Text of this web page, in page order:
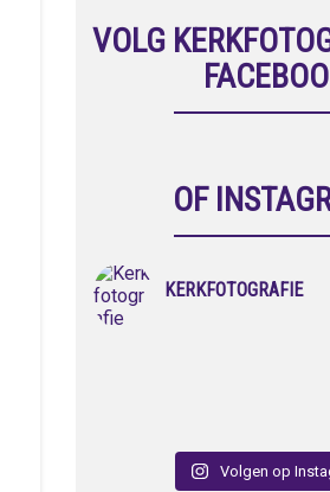
VOLG
OF
KERKFOTOGRAFIE
Volgen op